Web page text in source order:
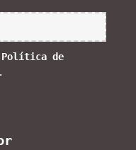
Política de